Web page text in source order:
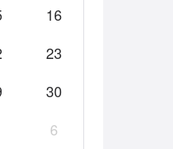
16
23
30
6